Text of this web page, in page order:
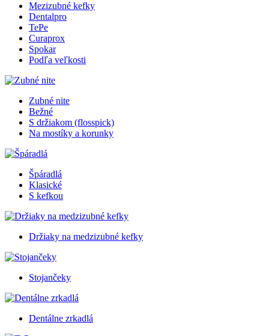
Mezizubné kefky
Dentalpro
TePe
Curaprox
Spokar
Podľa veľkosti
Zubné nite
Bežné
S držiakom (flosspick)
Na mostíky a korunky
Špáradlá
Klasické
S kefkou
Držiaky na medzizubné kefky
Stojančeky
Dentálne zrkadlá